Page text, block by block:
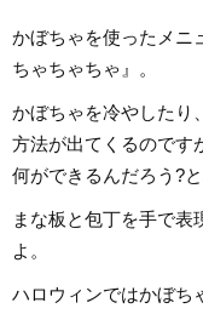
かぼちゃを使ったメニ
ちゃちゃちゃ』。
かぼちゃを冷やしたり
方法が出てくるのです
何ができるんだろう?
まな板と包丁を手で表
よ。
ハロウィンではかぼち